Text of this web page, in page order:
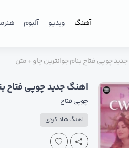
آهنگ ویدیو آلبوم
چوپی فتاح بنام جوانترین چاو + متن
اهنگ جدید چوپی فتاح
چوپی فتاح
اهنگ شاد کردی